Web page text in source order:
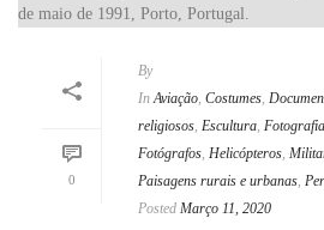
0
By
In Aviação, Costumes,
religiosos, Escultura, Fotografia
Fotógrafos, Helicópteros,
Paisagens rurais e urbanas,
Posted Março 11, 2020